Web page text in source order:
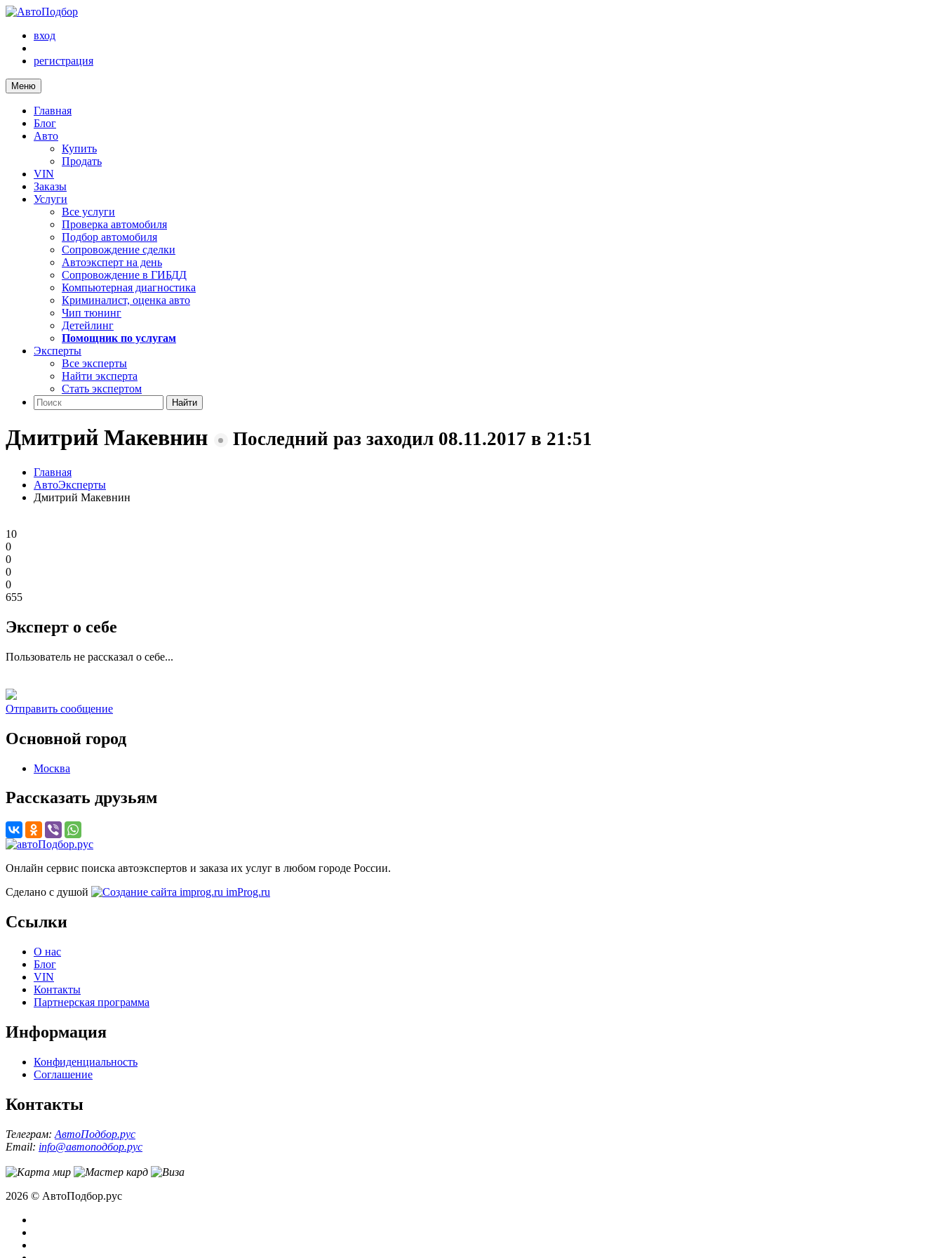
вход
регистрация
Меню
Главная
Блог
Авто
Купить
Продать
VIN
Заказы
Услуги
Все услуги
Проверка автомобиля
Подбор автомобиля
Сопровождение сделки
Автоэксперт на день
Сопровождение в ГИБДД
Компьютерная диагностика
Криминалист, оценка авто
Чип тюнинг
Детейлинг
Помощник по услугам
Эксперты
Все эксперты
Найти эксперта
Стать экспертом
Найти
Дмитрий Макевнин Последний раз заходил 08.11.2017 в 21:51
Главная
АвтоЭксперты
Дмитрий Макевнин
10
0
0
0
0
655
Эксперт о себе
Пользователь не рассказал о себе...
Отправить сообщение
Основной город
Москва
Рассказать друзьям
Онлайн сервис поиска автоэкспертов и заказа их услуг в любом городе России.
Сделано с душой
imProg.ru
Ссылки
О нас
Блог
VIN
Контакты
Партнерская программа
Информация
Конфиденциальность
Соглашение
Контакты
Телеграм: АвтоПодбор.рус
Email: info@автоподбор.рус
2026 © АвтоПодбор.рус